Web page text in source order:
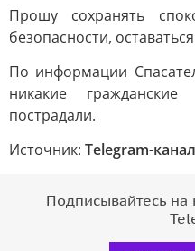
Прошу сохранять
безопасности,
По информации
никакие
пострадали.
Источник: Telegram-
Подписывайтесь